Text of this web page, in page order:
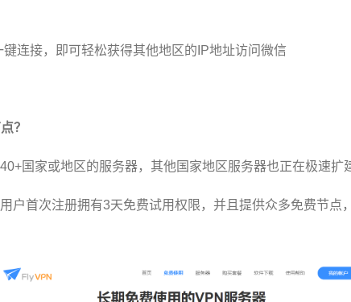
连接，即可轻松获得其他地区的IP地址访问微信
？
国家或地区的服务器，其他国家地区服务器也正在极速扩
户首次注册拥有3天免费试用权限，并且提供众多免费节点